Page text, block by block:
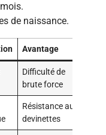
de naissance.
Avantage
Difficulté de
brute force
Résistance aux
devinettes